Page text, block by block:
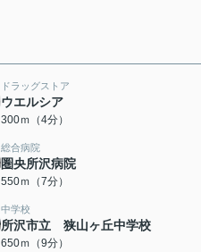
ドラッグストア
ウエルシア
300ｍ（4分）
総合病院
圏央所沢病院
550ｍ（7分）
中学校
所沢市立 狭山ヶ丘中学校
650ｍ（9分）